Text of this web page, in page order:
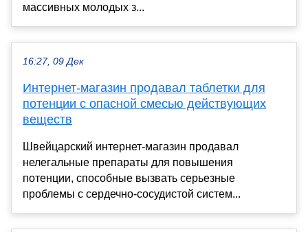
массивных молодых з...
16:27, 09 Дек
Интернет-магазин продавал таблетки для
потенции с опасной смесью действующих
веществ
Швейцарский интернет-магазин продавал
нелегальные препараты для повышения
потенции, способные вызвать серьезные
проблемы с сердечно-сосудистой систем...